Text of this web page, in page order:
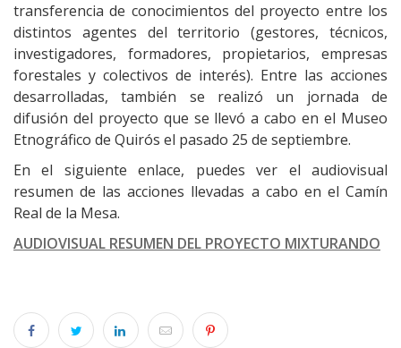
transferencia de conocimientos del proyecto entre los
distintos agentes del territorio (gestores, técnicos,
investigadores, formadores, propietarios, empresas
forestales y colectivos de interés). Entre las acciones
desarrolladas, también se realizó un jornada de
difusión del proyecto que se llevó a cabo en el Museo
Etnográfico de Quirós el pasado 25 de septiembre.
En el siguiente enlace, puedes ver el audiovisual
resumen de las acciones llevadas a cabo en el Camín
Real de la Mesa.
AUDIOVISUAL RESUMEN DEL PROYECTO MIXTURANDO